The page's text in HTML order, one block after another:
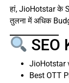
हां, JioHotstar के
तुलना में अधिक
SEO
JioHotstar
Best OTT